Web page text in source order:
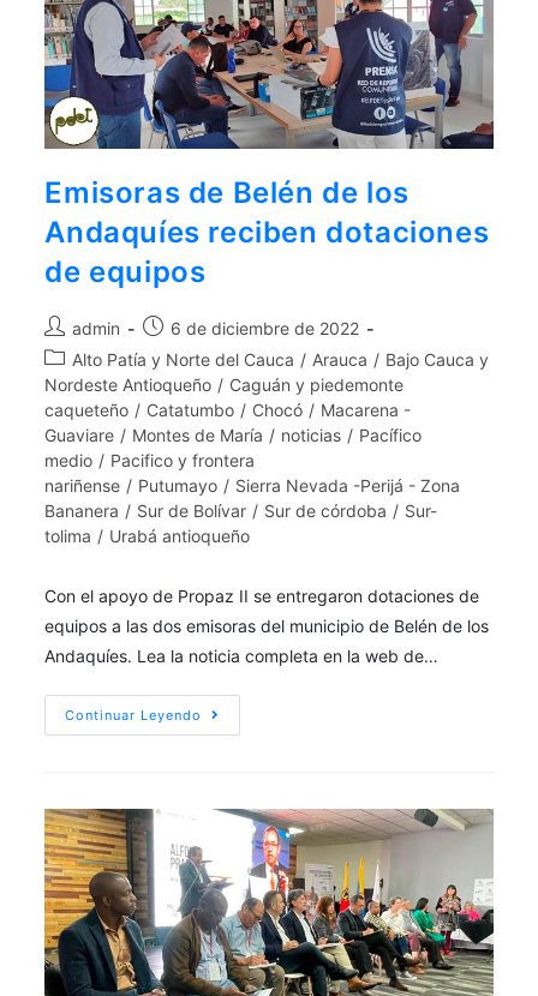
Emisoras de Belén de los
Andaquíes reciben dotaciones
de equipos
admin
6 de diciembre de 2022
Alto Patía y Norte del Cauca / Arauca / Bajo Cauca y
Nordeste Antioqueño / Caguán y piedemonte
caqueteño / Catatumbo / Chocó / Macarena -
Guaviare / Montes de María / noticias / Pacífico
medio / Pacifico y frontera
nariñense / Putumayo / Sierra Nevada -Perijá - Zona
Bananera / Sur de Bolívar / Sur de córdoba / Sur-
tolima / Urabá antioqueño
Con el apoyo de Propaz II se entregaron dotaciones de
equipos a las dos emisoras del municipio de Belén de los
Andaquíes. Lea la noticia completa en la web de…
Continuar Leyendo